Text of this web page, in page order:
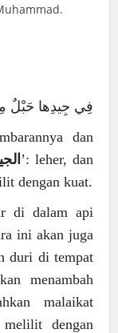
فِي جِيدِها حَبْلٌ
dan
’: leher, dan
dengan kuat.
di dalam api
ini akan juga
duri di tempat
menambah
malaikat
dengan